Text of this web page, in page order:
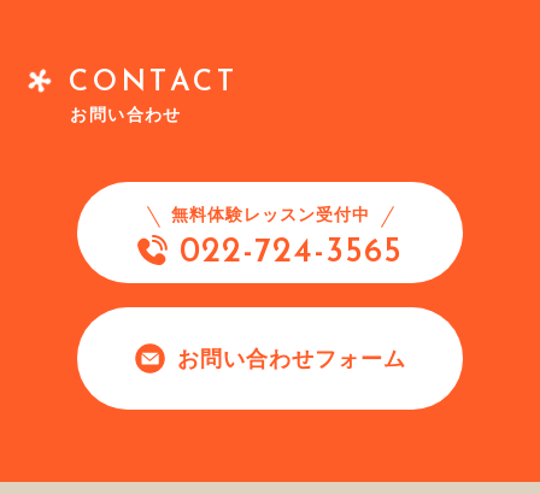
CONTACT
お問い合わせ
無料体験レッスン受付中
022-724-3565
お問い合わせフォーム